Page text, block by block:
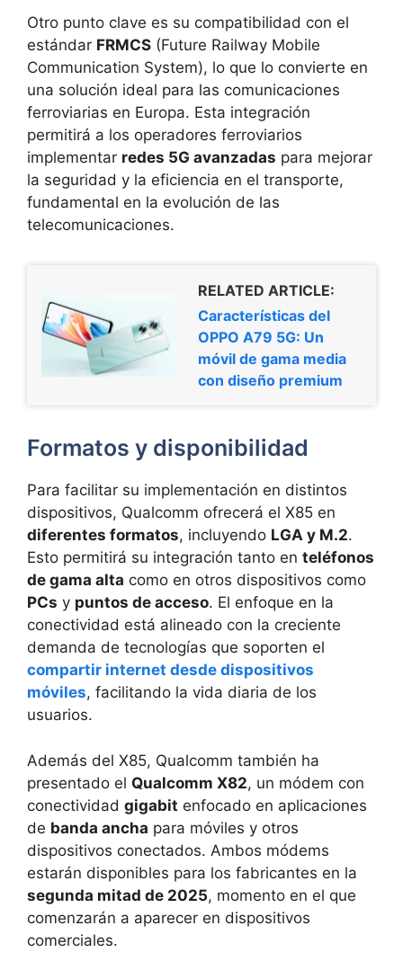
Otro punto clave es su compatibilidad con el
estándar FRMCS (Future Railway Mobile
Communication System), lo que lo convierte en
una solución ideal para las comunicaciones
ferroviarias en Europa. Esta integración
permitirá a los operadores ferroviarios
implementar redes 5G avanzadas para mejorar
la seguridad y la eficiencia en el transporte,
fundamental en la evolución de las
telecomunicaciones.
RELATED ARTICLE:
Características del
OPPO A79 5G: Un
móvil de gama media
con diseño premium
Formatos y disponibilidad
Para facilitar su implementación en distintos
dispositivos, Qualcomm ofrecerá el X85 en
diferentes formatos, incluyendo LGA y M.2.
Esto permitirá su integración tanto en teléfonos
de gama alta como en otros dispositivos como
PCs y puntos de acceso. El enfoque en la
conectividad está alineado con la creciente
demanda de tecnologías que soporten el
compartir internet desde dispositivos
móviles, facilitando la vida diaria de los
usuarios.
Además del X85, Qualcomm también ha
presentado el Qualcomm X82, un módem con
conectividad gigabit enfocado en aplicaciones
de banda ancha para móviles y otros
dispositivos conectados. Ambos módems
estarán disponibles para los fabricantes en la
segunda mitad de 2025, momento en el que
comenzarán a aparecer en dispositivos
comerciales.